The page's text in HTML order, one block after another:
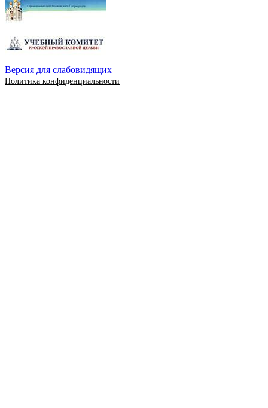
Версия для слабовидящих
Политика конфиденциальности